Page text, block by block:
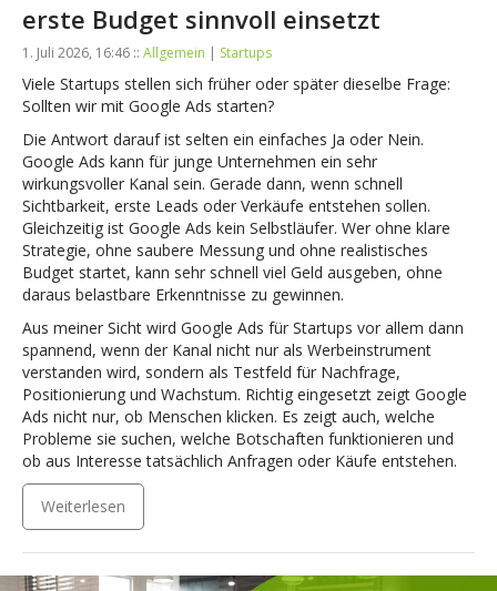
erste Budget sinnvoll einsetzt
1. Juli 2026, 16:46 :: Allgemein | Startups
Viele Startups stellen sich früher oder später dieselbe Frage:
Sollten wir mit Google Ads starten?
Die Antwort darauf ist selten ein einfaches Ja oder Nein.
Google Ads kann für junge Unternehmen ein sehr
wirkungsvoller Kanal sein. Gerade dann, wenn schnell
Sichtbarkeit, erste Leads oder Verkäufe entstehen sollen.
Gleichzeitig ist Google Ads kein Selbstläufer. Wer ohne klare
Strategie, ohne saubere Messung und ohne realistisches
Budget startet, kann sehr schnell viel Geld ausgeben, ohne
daraus belastbare Erkenntnisse zu gewinnen.
Aus meiner Sicht wird Google Ads für Startups vor allem dann
spannend, wenn der Kanal nicht nur als Werbeinstrument
verstanden wird, sondern als Testfeld für Nachfrage,
Positionierung und Wachstum. Richtig eingesetzt zeigt Google
Ads nicht nur, ob Menschen klicken. Es zeigt auch, welche
Probleme sie suchen, welche Botschaften funktionieren und
ob aus Interesse tatsächlich Anfragen oder Käufe entstehen.
Weiterlesen